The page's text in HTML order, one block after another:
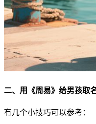
二、用《周易》给男孩取
有几个小技巧可以参考：